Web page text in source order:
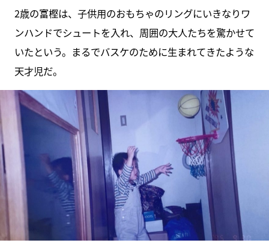
2歳の富樫は、子供用のおもちゃのリングにいきなりワ
ンハンドでシュートを入れ、周囲の大人たちを驚かせて
いたという。まるでバスケのために生まれてきたような
天才児だ。